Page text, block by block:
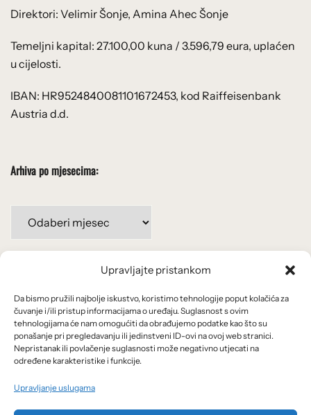
Upravljajte pristankom
Da bismo pružili najbolje iskustvo, koristimo tehnologije poput kolačića za
čuvanje i/ili pristup informacijama o uređaju. Suglasnost s ovim
tehnologijama će nam omogućiti da obrađujemo podatke kao što su
ponašanje pri pregledavanju ili jedinstveni ID-ovi na ovoj web stranici.
Nepristanak ili povlačenje suglasnosti može negativno utjecati na
određene karakteristike i funkcije.
Upravljanje uslugama
Direktori: Velimir Šonje, Amina Ahec Šonje
Temeljni kapital: 27.100,00 kuna / 3.596,79 eura, uplaćen
u cijelosti.
IBAN: HR9524840081101672453, kod Raiffeisenbank
Austria d.d.
Arhiva po mjesecima:
mjesecima:
Uvjeti korištenja
Politika privatnosti
Kolačići